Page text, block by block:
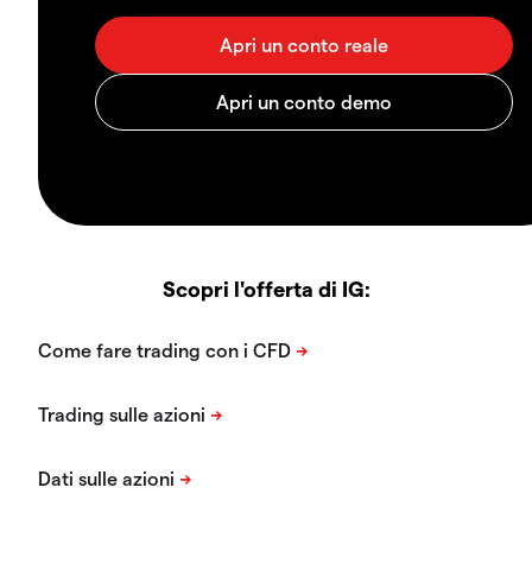
Scopri l'offerta di IG: